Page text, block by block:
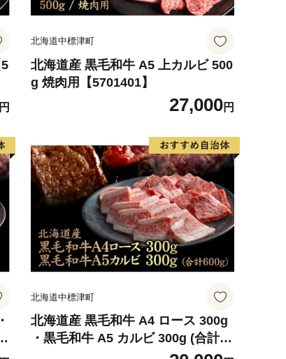
北海道中標津町
北海道産 黒毛和牛 A5 上カルビ 500
g 焼肉用【5701401】
27,000円
北海道中標津町
北海道産 黒毛和牛 A4 ロース 300g
・黒毛和牛 A5 カルビ 300g (合計60